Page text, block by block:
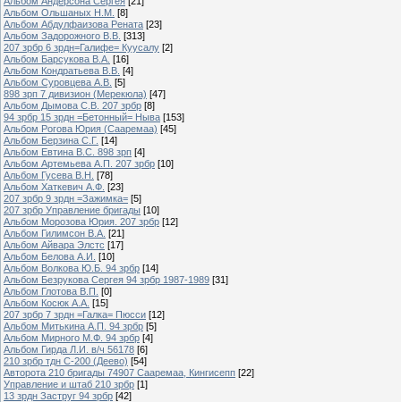
Альбом Ольшаных Н.М. [8]
Альбом Абдулфаизова Рената [23]
Альбом Задорожного В.В. [313]
207 зрбр 6 зрдн=Галифе= Куусалу [2]
Альбом Барсукова В.А. [16]
Альбом Кондратьева В.В. [4]
Альбом Суровцева А.В. [5]
898 зрп 7 дивизион (Мерекюла) [47]
Альбом Дымова С.В. 207 зрбр [8]
94 зрбр 15 зрдн =Бетонный= Ныва [153]
Альбом Рогова Юрия (Сааремаа) [45]
Альбом Берзина С.Г. [14]
Альбом Евтина В.С. 898 зрп [4]
Альбом Артемьева А.П. 207 зрбр [10]
Альбом Гусева В.Н. [78]
Альбом Хаткевич А.Ф. [23]
207 зрбр 9 зрдн =Зажимка= [5]
207 зрбр Управление бригады [10]
Альбом Морозова Юрия. 207 зрбр [12]
Альбом Гилимсон В.А. [21]
Альбом Айвара Элстс [17]
Альбом Белова А.И. [10]
Альбом Волкова Ю.Б. 94 зрбр [14]
Альбом Безрукова Сергея 94 зрбр 1987-1989 [31]
Альбом Глотова В.П. [0]
Альбом Косюк А.А. [15]
207 зрбр 7 зрдн =Галка= Пюсси [12]
Альбом Митькина А.П. 94 зрбр [5]
Альбом Мирного М.Ф. 94 зрбр [4]
Альбом Гирда Л.И. в/ч 56178 [6]
210 зрбр тдн С-200 (Деево) [54]
Авторота 210 бригады 74907 Сааремаа, Кингисепп [22]
Управление и штаб 210 зрбр [1]
13 зрдн Заструг 94 зрбр [42]